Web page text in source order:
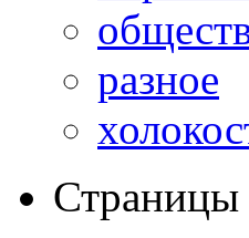
разное
Страницы